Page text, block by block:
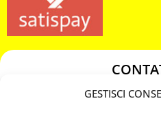
GESTISCI
349 3863811